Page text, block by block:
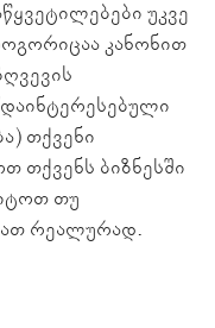
უკვე
კანონით
თქვენი
თქვენს ბიზნესში
თუ
რეალურად.